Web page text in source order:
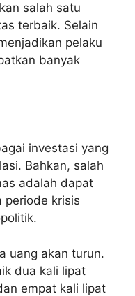
salah satu
terbaik. Selain
pelaku
banyak
investasi yang
Bahkan, salah
adalah dapat
periode krisis
uang akan turun.
dua kali lipat
empat kali lipat